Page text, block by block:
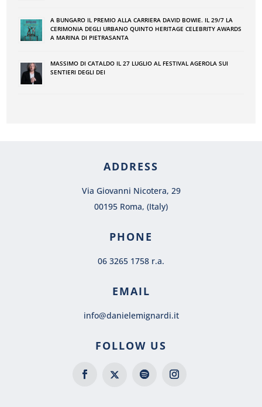
A BUNGARO IL PREMIO ALLA CARRIERA DAVID BOWIE. IL 29/7 LA
CERIMONIA DEGLI URBANO QUINTO HERITAGE CELEBRITY AWARDS
A MARINA DI PIETRASANTA
MASSIMO DI CATALDO IL 27 LUGLIO AL FESTIVAL AGEROLA SUI
SENTIERI DEGLI DEI
ADDRESS
Via Giovanni Nicotera, 29
00195 Roma, (Italy)
PHONE
06 3265 1758 r.a.
EMAIL
info@danielemignardi.it
FOLLOW US